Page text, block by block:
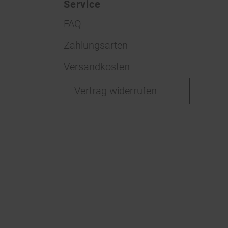
Service
FAQ
Zahlungsarten
Versandkosten
Vertrag widerrufen